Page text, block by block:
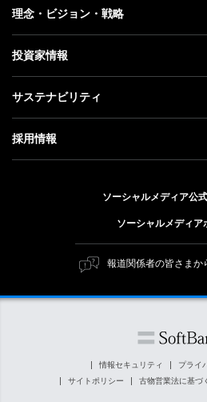
更新情報
記者説明会
企業情報 トップ
社長メッセージ
事業紹介
ガバナンス
理念・ビジョン・戦略
理念・ビジョン・戦略 トップ
成長戦略「Activate AI for Society」
人材戦略
投資家情報
投資家情報 トップ
経営方針
個人投資家の皆さまへ
株式と社債について
サステナビリティ
サステナビリティ トップ
トップメッセージ
ESG方針・体制
マテリアリティ（重要課題）
ESGの主な取り組み
外部評価・イニシアチブ
採用情報
障がい者採用
ソフトバンク クルー採用
ソーシャルメディア公
ソーシャルメディア
報道関係者の皆さまか
情報セキュリティ
プライ
サイトポリシー
古物営業法に基づ